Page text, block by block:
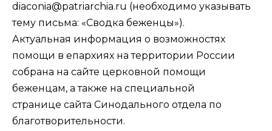
diaconia@patriarchia.ru (необходимо указывать
тему письма: «Сводка беженцы»).
Актуальная информация о возможностях
помощи в епархиях на территории России
собрана на сайте церковной помощи
беженцам, а также на специальной
странице сайта Синодального отдела по
благотворительности.